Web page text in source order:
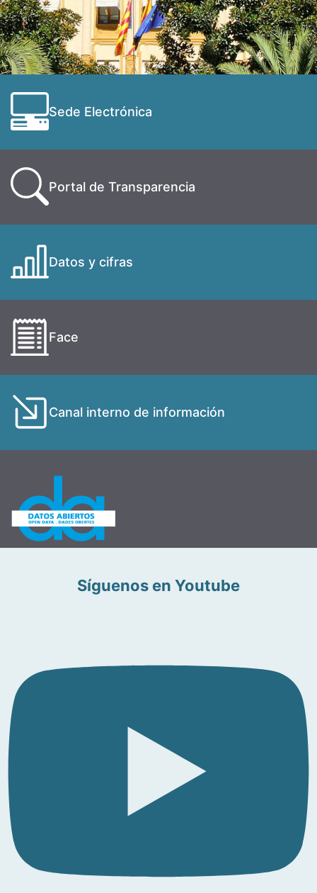
Sede Electrónica
Portal de Transparencia
Datos y cifras
Face
Canal interno de información
Síguenos en Youtube